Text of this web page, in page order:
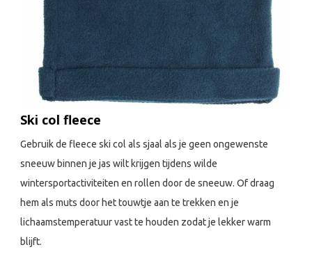
Ski col fleece
Gebruik de fleece ski col als sjaal als je geen ongewenste
sneeuw binnen je jas wilt krijgen tijdens wilde
wintersportactiviteiten en rollen door de sneeuw. Of draag
hem als muts door het touwtje aan te trekken en je
lichaamstemperatuur vast te houden zodat je lekker warm
blijft.